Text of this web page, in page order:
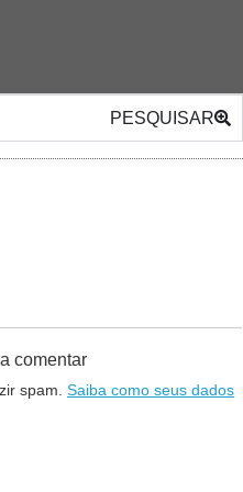
PESQUISAR
comentar
spam. Saiba como seus dados